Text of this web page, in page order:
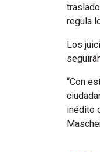
regula
Los
“Con
inédito